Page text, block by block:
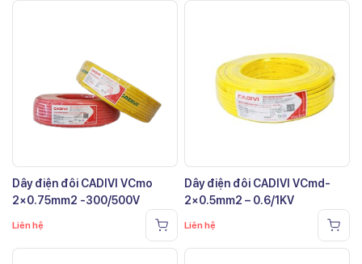
Dây điện đôi CADIVI VCmo
2×0.75mm2 -300/500V
Liên hệ
Dây điện đôi CADIVI VCmd-
2×0.5mm2 – 0.6/1KV
Liên hệ